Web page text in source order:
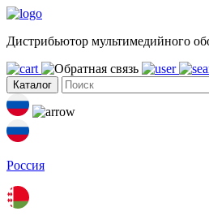
Дистрибьютор мультимедийного
Каталог
Россия